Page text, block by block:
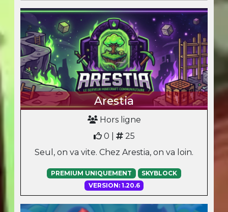
Arestia
Hors ligne
0 |
25
Seul, on va vite. Chez Arestia, on va loin.
PREMIUM UNIQUEMENT
SKYBLOCK
VERSION: 1.20.6